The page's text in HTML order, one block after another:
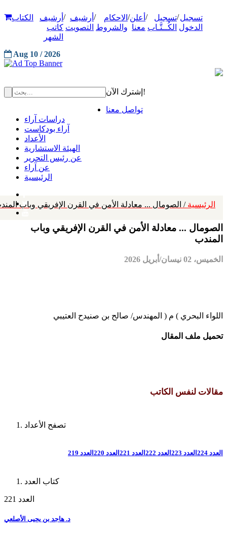
تسجيل
الدخول
/تسجيل
الكُــتَّـاب
/ أعلن
معنا
/ الاحكام
والشروط
/ أرشيف
التصويت
/ أرشيف
كاتب
الشهر
الكتاب
Aug 10 / 2026
إشترك الآن!
تواصل معنا
دراسات آراء
آراء بودكاست
الأعداد
الهيئة الاستشارية
عن رئيس التحرير
عن آراء
الرئيسية
الرئيسية / الصومال ... معادلة الأمن في القرن الإفريقي وباب
الصومال ... معادلة الأمن في القرن الإفريقي وباب
المندب
الخميس، 02 نيسان/أبريل 2026
اللواء البحري ) م ( المهندس/ صالح بن صنيدح العتيبي
تحميل ملف المقال
مقالات لنفس الكاتب
تصفح الأعداد
العدد 224 العدد 223 العدد 222 العدد 221 العدد 220 العدد 219
كتاب العدد
العدد 221
د. هاجد بن يحيى الأصلعي